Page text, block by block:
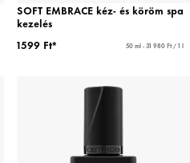
SOFT EMBRACE kéz- és köröm spa
kezelés
1599 Ft*
50 ml - 31 980 Ft / 1 l